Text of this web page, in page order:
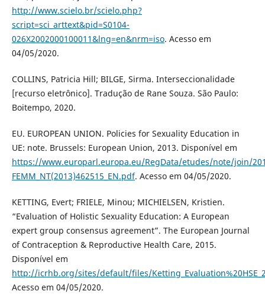
http://www.scielo.br/scielo.php?
script=sci_arttext&pid=S0104-
026X2002000100011&lng=en&nrm=iso. Acesso em
04/05/2020.
COLLINS, Patricia Hill; BILGE, Sirma. Interseccionalidade
[recurso eletrônico]. Tradução de Rane Souza. São Paulo:
Boitempo, 2020.
EU. EUROPEAN UNION. Policies for Sexuality Education in
UE: note. Brussels: European Union, 2013. Disponível em
https://www.europarl.europa.eu/RegData/etudes/note/join/
FEMM_NT(2013)462515_EN.pdf. Acesso em 04/05/2020.
KETTING, Evert; FRIELE, Minou; MICHIELSEN, Kristien.
“Evaluation of Holistic Sexuality Education: A European
expert group consensus agreement”. The European Journal
of Contraception & Reproductive Health Care, 2015.
Disponível em
http://icrhb.org/sites/default/files/
Acesso em 04/05/2020.